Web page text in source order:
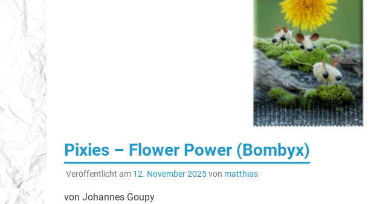
Pixies – Flower Power (Bombyx)
Veröffentlicht am 12. November 2025von matthias
von Johannes Goupy